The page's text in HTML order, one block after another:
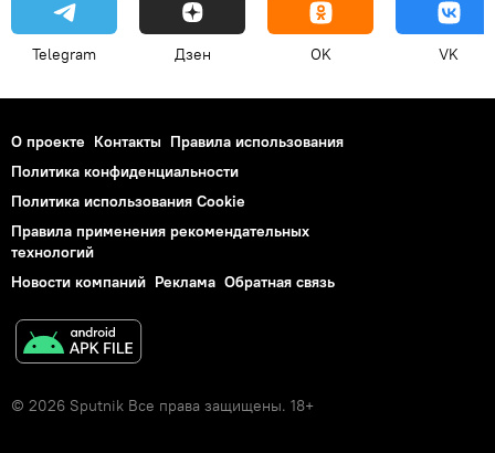
Telegram Дзен OK VK
О проекте Контакты Правила использования
Политика конфиденциальности
Политика использования Cookie
Правила применения рекомендательных
технологий
Новости компаний Реклама Обратная связь
© 2026 Sputnik Все права защищены. 18+